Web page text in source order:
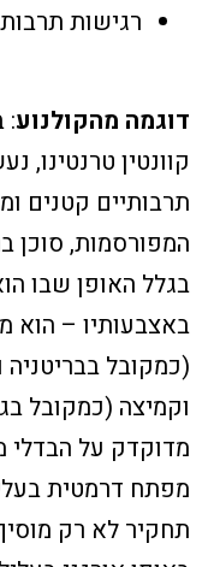
רגישות
דוגמה מהקולנוע:
קוונטין
תרבותיים קטנים
המפורסמות, סוכן
בגלל האופן שבו
באצבעותיו –
(כמקובל
וקמיצה (כמקובל
מדוקדק על הבדלי
מפתח דרמטית
תחקיר לא רק